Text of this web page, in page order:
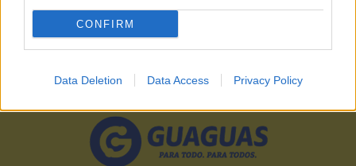
CONFIRM
Data Deletion Data Access Privacy Policy
MOVIMIENTO